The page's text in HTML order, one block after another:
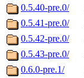
0.5.40-pre.0/
0.5.41-pre.0/
0.5.42-pre.0/
0.5.43-pre.0/
0.6.0-pre.1/